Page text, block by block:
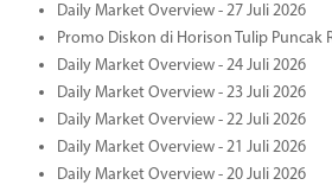
Daily Market Overview - 27 Juli 2026
Promo Diskon di Horison Tulip Puncak
Daily Market Overview - 24 Juli 2026
Daily Market Overview - 23 Juli 2026
Daily Market Overview - 22 Juli 2026
Daily Market Overview - 21 Juli 2026
Daily Market Overview - 20 Juli 2026